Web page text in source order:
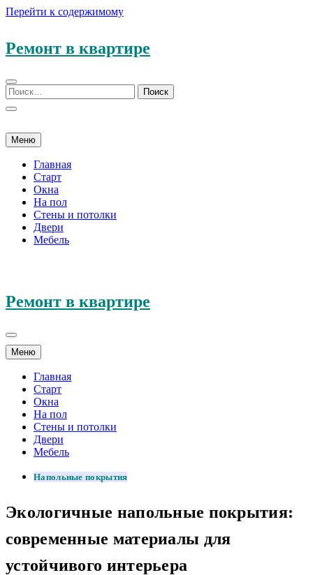
Перейти к содержимому
Ремонт в квартире
Меню
Главная
Старт
Окна
На пол
Стены и потолки
Двери
Мебель
Ремонт в квартире
Меню
Главная
Старт
Окна
На пол
Стены и потолки
Двери
Мебель
Напольные покрытия
Экологичные напольные покрытия:
современные материалы для
устойчивого интерьера